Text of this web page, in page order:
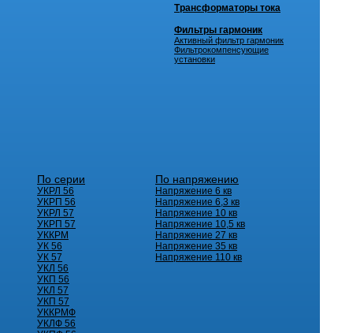
Трансформаторы тока
Фильтры гармоник
Активный фильтр гармоник
Фильтрокомпенсующие
установки
По серии
УКРЛ 56
УКРП 56
УКРЛ 57
УКРП 57
УККРМ
УК 56
УК 57
УКЛ 56
УКП 56
УКЛ 57
УКП 57
УККРМФ
УКЛФ 56
По напряжению
Напряжение 6 кв
Напряжение 6,3 кв
Напряжение 10 кв
Напряжение 10,5 кв
Напряжение 27 кв
Напряжение 35 кв
Напряжение 110 кв